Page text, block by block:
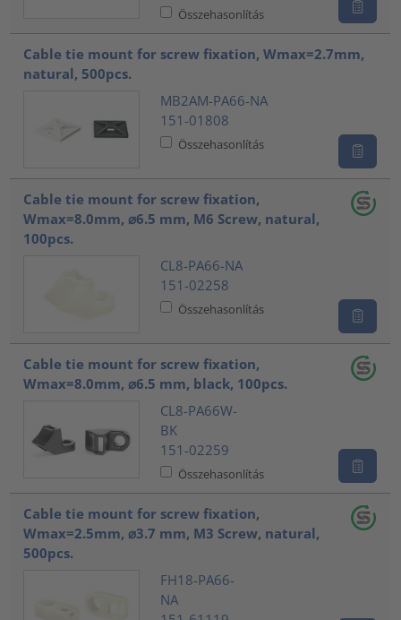
Összehasonlítás
Cable tie mount for screw fixation, Wmax=2.7mm,
natural, 500pcs.
MB2AM-PA66-NA
151-01808
Összehasonlítás
Cable tie mount for screw fixation,
Wmax=8.0mm, ⌀6.5 mm, M6 Screw, natural,
100pcs.
CL8-PA66-NA
151-02258
Összehasonlítás
Cable tie mount for screw fixation,
Wmax=8.0mm, ⌀6.5 mm, black, 100pcs.
CL8-PA66W-
BK
151-02259
Összehasonlítás
Cable tie mount for screw fixation,
Wmax=2.5mm, ⌀3.7 mm, M3 Screw, natural,
500pcs.
FH18-PA66-
NA